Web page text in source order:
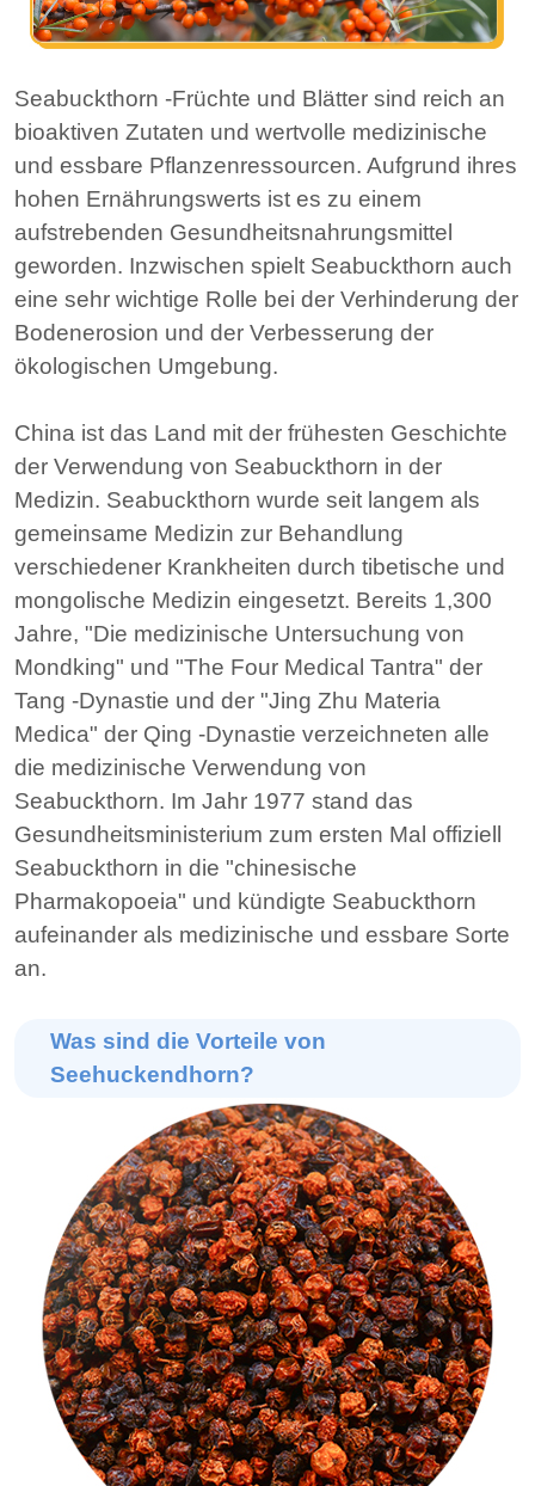
Seabuckthorn -Früchte und Blätter sind reich an
bioaktiven Zutaten und wertvolle medizinische
und essbare Pflanzenressourcen. Aufgrund ihres
hohen Ernährungswerts ist es zu einem
aufstrebenden Gesundheitsnahrungsmittel
geworden. Inzwischen spielt Seabuckthorn auch
eine sehr wichtige Rolle bei der Verhinderung der
Bodenerosion und der Verbesserung der
ökologischen Umgebung.
China ist das Land mit der frühesten Geschichte
der Verwendung von Seabuckthorn in der
Medizin. Seabuckthorn wurde seit langem als
gemeinsame Medizin zur Behandlung
verschiedener Krankheiten durch tibetische und
mongolische Medizin eingesetzt. Bereits 1,300
Jahre, "Die medizinische Untersuchung von
Mondking" und "The Four Medical Tantra" der
Tang -Dynastie und der "Jing Zhu Materia
Medica" der Qing -Dynastie verzeichneten alle
die medizinische Verwendung von
Seabuckthorn. Im Jahr 1977 stand das
Gesundheitsministerium zum ersten Mal offiziell
Seabuckthorn in die "chinesische
Pharmakopoeia" und kündigte Seabuckthorn
aufeinander als medizinische und essbare Sorte
an.
Was sind die Vorteile von
Seehuckendhorn?